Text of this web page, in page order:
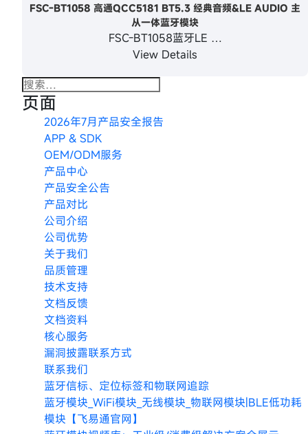
FSC-BT1058 高通QCC5181 BT5.3 经典音频&LE AUDIO 主
从一体蓝牙模块
FSC-BT1058蓝牙LE …
View Details
搜
索：
页面
2026年7月产品安全报告
APP & SDK
OEM/ODM服务
产品中心
产品安全公告
产品对比
公司介绍
公司优势
关于我们
品质管理
技术支持
文档反馈
文档资料
核心服务
漏洞披露联系方式
联系我们
蓝牙信标、定位标签和物联网追踪
蓝牙模块_WiFi模块_无线模块_物联网模块|BLE低功耗
模块【飞易通官网】